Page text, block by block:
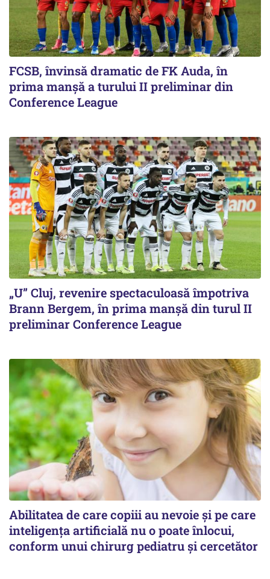
FCSB, învinsă dramatic de FK Auda, în
prima manșă a turului II preliminar din
Conference League
„U” Cluj, revenire spectaculoasă împotriva
Brann Bergem, în prima manșă din turul II
preliminar Conference League
Abilitatea de care copiii au nevoie și pe care
inteligența artificială nu o poate înlocui,
conform unui chirurg pediatru și cercetător